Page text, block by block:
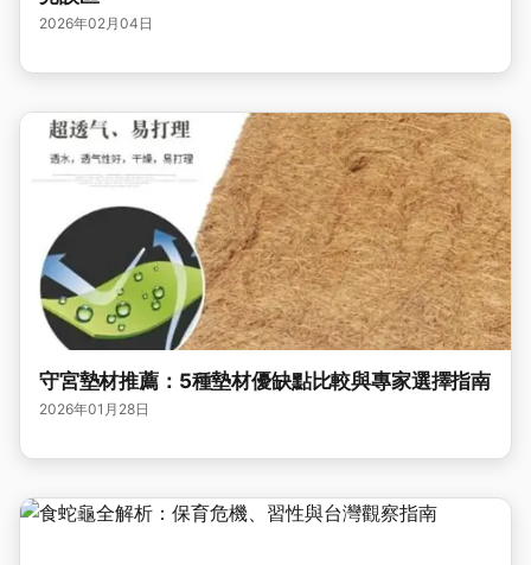
2026年02月04日
守宮墊材推薦：5種墊材優缺點比較與專家選擇指南
2026年01月28日